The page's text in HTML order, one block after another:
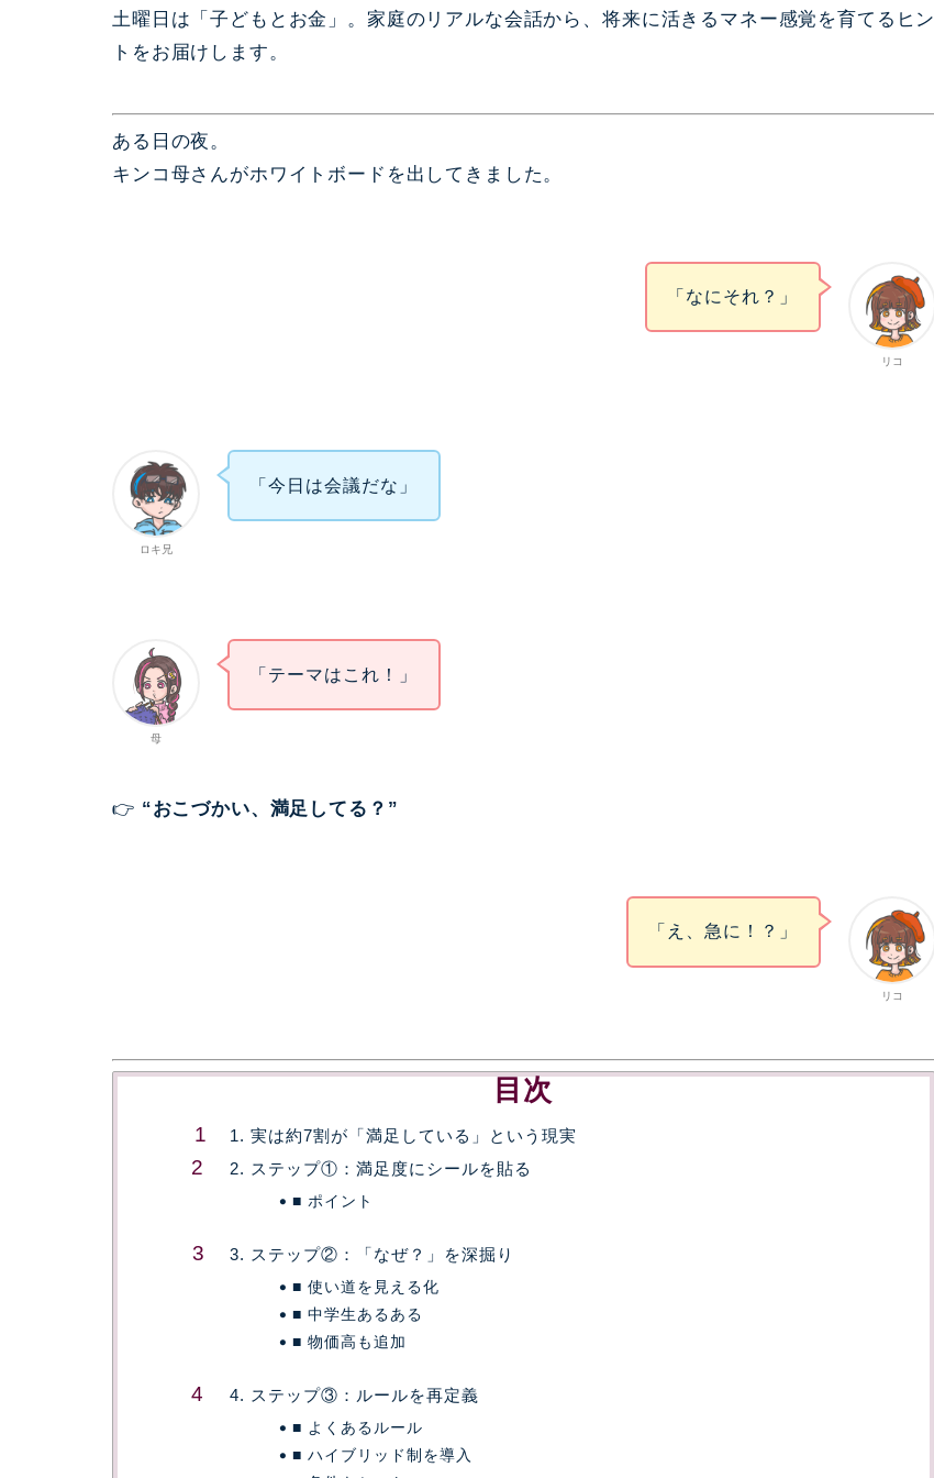
土曜日は「子どもとお金」。家庭のリアルな会話から、将来に活きるマネー感覚を育てるヒン
トをお届けします。
ある日の夜。
キンコ母さんがホワイトボードを出してきました。
リコ
「なにそれ？」
ロキ兄
「今日は会議だな」
母
「テーマはこれ！」
👉 “おこづかい、満足してる？”
リコ
「え、急に！？」
目次
1. 実は約7割が「満足している」という現実
2. ステップ①：満足度にシールを貼る
■ ポイント
3. ステップ②：「なぜ？」を深掘り
■ 使い道を見える化
■ 中学生あるある
■ 物価高も追加
4. ステップ③：ルールを再定義
■ よくあるルール
■ ハイブリッド制を導入